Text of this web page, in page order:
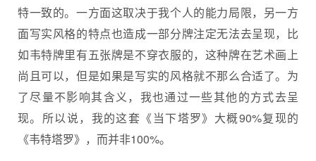
特一致的。一方面这取决于我个人的能力局限，另一方
面写实风格的特点也造成一部分牌注定无法去呈现，比
如韦特牌里有五张牌是不穿衣服的，这种牌在艺术画上
尚且可以，但是如果是写实的风格就不那么合适了。为
了尽量不影响其含义，我也通过一些其他的方式去呈
现。所以说，我的这套《当下塔罗》大概90%复现的
《韦特塔罗》，而并非100%。